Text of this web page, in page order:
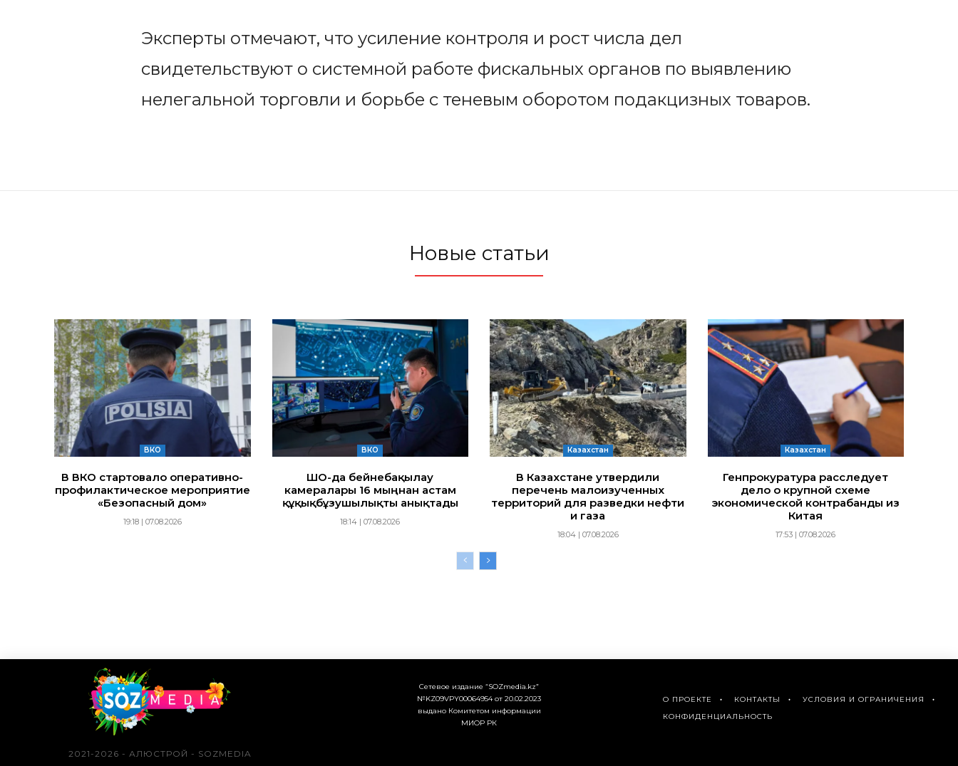
Эксперты отмечают, что усиление контроля и рост числа дел
свидетельствуют о системной работе фискальных органов по выявлению
нелегальной торговли и борьбе с теневым оборотом подакцизных товаров.
Новые статьи
ВКО
В ВКО стартовало оперативно-
профилактическое мероприятие
«Безопасный дом»
19:18 | 07.08.2026
ВКО
ШҚО-да бейнебақылау
камералары 16 мыңнан астам
құқықбұзушылықты анықтады
18:14 | 07.08.2026
Казахстан
В Казахстане утвердили
перечень малоизученных
территорий для разведки нефти
и газа
18:04 | 07.08.2026
Казахстан
Генпрокуратура расследует
дело о крупной схеме
экономической контрабанды из
Китая
17:53 | 07.08.2026
2021-2026 - АЛЮСТРОЙ - SOZMEDIA
Сетевое издание “SOZmedia.kz”
№KZ09VPY00064954 от 20.02.2023
выдано Комитетом информации
МИОР РК
О ПРОЕКТЕ КОНТАКТЫ
УСЛОВИЯ И ОГРАНИЧЕНИЯ
КОНФИДЕНЦИАЛЬНОСТЬ